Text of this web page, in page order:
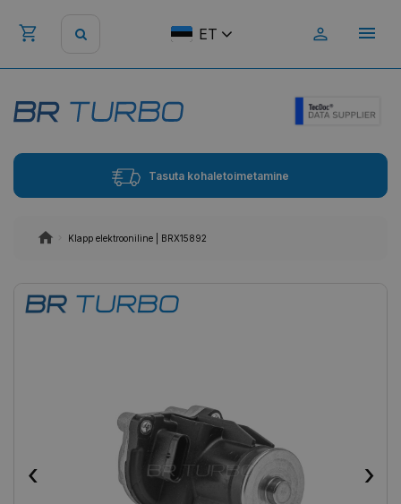
ET
Tasuta kohaletoimetamine
Klapp elektrooniline | BRX15892
‹ ›